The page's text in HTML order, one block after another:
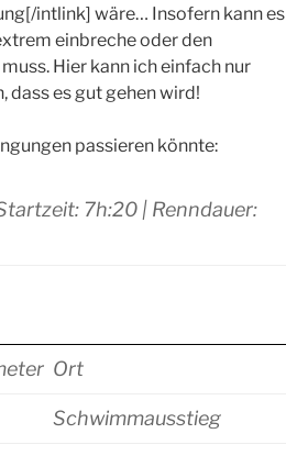
intlink] wäre… Insofern kann es
einbreche oder den
Hier kann ich einfach nur
dass es gut gehen wird!
passieren könnte:
7h:20 | Renndauer:
Ort
Schwimmausstieg